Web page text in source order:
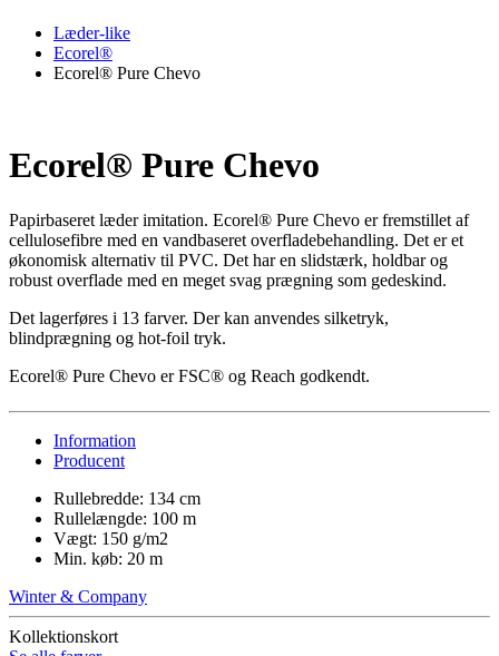
Læder-like
Ecorel®
Ecorel® Pure Chevo
Ecorel® Pure Chevo
Papirbaseret læder imitation. Ecorel® Pure Chevo er fremstillet af
cellulosefibre med en vandbaseret overfladebehandling. Det er et
økonomisk alternativ til PVC. Det har en slidstærk, holdbar og
robust overflade med en meget svag prægning som gedeskind.
Det lagerføres i 13 farver. Der kan anvendes silketryk,
blindprægning og hot-foil tryk.
Ecorel® Pure Chevo er FSC® og Reach godkendt.
Information
Producent
Rullebredde: 134 cm
Rullelængde: 100 m
Vægt: 150 g/m2
Min. køb: 20 m
Winter & Company
Kollektionskort